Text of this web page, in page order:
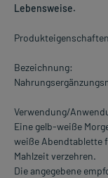
Lebensweise.
Bezeichnung:
Verwendung/
Eine gelb-weiße
weiße Abendtablette
Mahlzeit verzehren.
Die angegebene